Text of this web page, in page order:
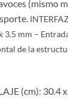
(mismo
3.5 mm –
de la
(cm): 30.4